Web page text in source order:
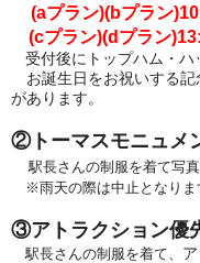
(aプラン)(bプラン)
(cプラン)(dプラン
受付後にトップハム・ハ
お誕生日をお祝いする記
があります。
②トーマスモニュメ
駅長さんの制服を着て写真
※雨天の際は中止となりま
③アトラクション優
駅長さんの制服を着て、